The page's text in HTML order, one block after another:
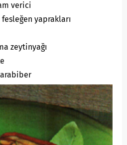
verici
yaprakları
zeytinyağı